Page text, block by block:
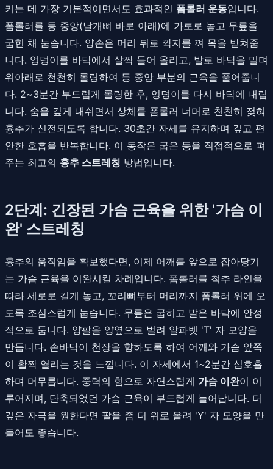
키는 데 가장 기본적이면서도 효과적인 폼롤러 운동입니다.
폼롤러를 등 중앙(날개뼈 바로 아래)에 가로로 놓고 무릎을
굽힌 채 눕습니다. 양손은 머리 뒤로 깍지를 껴 목을 받쳐줍
니다. 엉덩이를 바닥에서 살짝 들어 올리고, 발로 바닥을 밀며
위아래로 천천히 롤링하여 등 중앙 부분의 근육을 풀어줍니
다. 2~3분간 부드럽게 롤링한 후, 엉덩이를 다시 바닥에 내립
니다. 숨을 깊게 내쉬면서 상체를 폼롤러 너머로 천천히 젖혀
흉추가 신전되도록 합니다. 30초간 자세를 유지하며 깊고 편
안한 호흡을 반복합니다. 이 동작은 굽은 등을 직접적으로 펴
주는 최고의 흉추 스트레칭 방법입니다.
2단계: 긴장된 가슴 근육을 위한 '가슴 이
완' 스트레칭
흉추의 움직임을 확보했다면, 이제 어깨를 앞으로 잡아당기
는 가슴 근육을 이완시킬 차례입니다. 폼롤러를 척추 라인을
따라 세로로 길게 놓고, 꼬리뼈부터 머리까지 폼롤러 위에 오
도록 조심스럽게 눕습니다. 무릎은 굽히고 발은 바닥에 안정
적으로 둡니다. 양팔을 양옆으로 벌려 알파벳 'T' 자 모양을
만듭니다. 손바닥이 천장을 향하도록 하여 어깨와 가슴 앞쪽
이 활짝 열리는 것을 느낍니다. 이 자세에서 1~2분간 심호흡
하며 머무릅니다. 중력의 힘으로 자연스럽게 가슴 이완이 이
루어지며, 단축되었던 가슴 근육이 부드럽게 늘어납니다. 더
깊은 자극을 원한다면 팔을 좀 더 위로 올려 'Y' 자 모양을 만
들어도 좋습니다.